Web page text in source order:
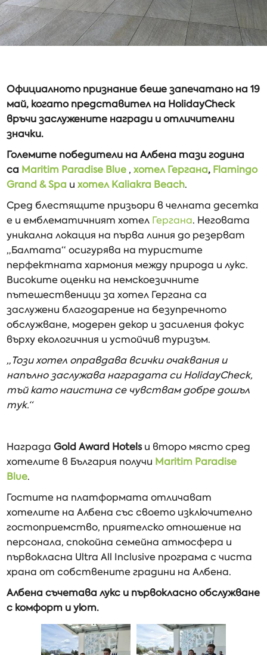
Официалното признание беше запечатано на 19
май, когато представител на HolidayCheck
връчи заслужените награди и отличителни
значки.
Големите победители на Албена тази година
са Maritim Paradise Blue ​,хотел Гергана, Flamingo
Grand & Spa ихотел Kaliakra Beach.
Сред блестящите призьори в челната десетка
е и емблематичният хотел Гергана. Неговата
уникална локация на първа линия до резерват
„Балтата“ осигурява на туристите
перфектната хармония между природа и лукс.
Високите оценки на немскоезичните
пътешественици за хотел Гергана са
заслужени благодарение на безупречното
обслужване, модерен декор и засиления фокус
върху екологичния и устойчив туризъм.
„Този хотел оправдава всички очаквания и
напълно заслужава наградата си HolidayCheck,
тъй като наистина се чувствам добре дошъл
тук.“
Награда Gold Award Hotelsи второ място сред
хотелите в България получи Maritim Paradise
Blue.
Гостите на платформата отличават
хотелите на Албена със своето изключително
гостоприемство, приятелско отношение на
персонала, спокойна семейна атмосфера и
първокласна Ultra All Inclusive програма с чиста
храна от собствените градини на Албена.
Албена съчетава лукс и първокласно обслужване
с комфорт и уют.